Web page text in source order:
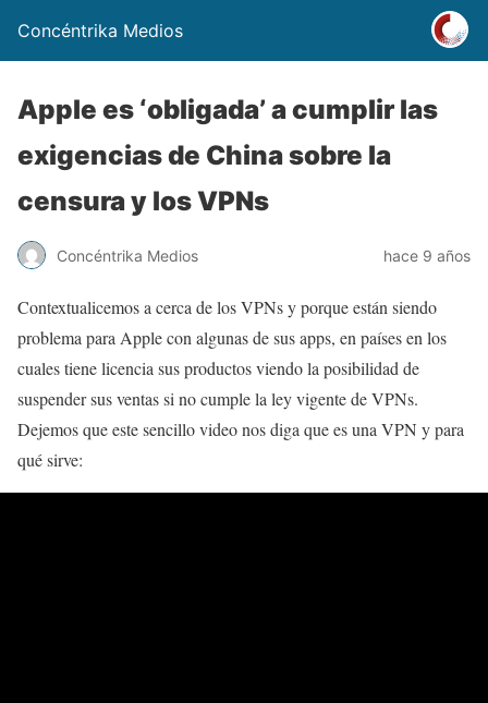
Concéntrika Medios
Apple es ‘obligada’ a cumplir las
exigencias de China sobre la
censura y los VPNs
Concéntrika Medios hace 9 años
Contextualicemos a cerca de los VPNs y porque están siendo
problema para Apple con algunas de sus apps, en países en los
cuales tiene licencia sus productos viendo la posibilidad de
suspender sus ventas si no cumple la ley vigente de VPNs.
Dejemos que este sencillo video nos diga que es una VPN y para
qué sirve: